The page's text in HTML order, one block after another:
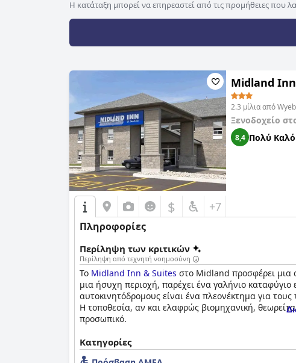
Η κατάταξη μπορεί να επηρεαστεί από τις προμήθειες που
Midland
2.3 μίλια από
Ξενοδοχείο
8,4 Πολύ Καλό
$ +7
Πληροφορίες
Περίληψη των κριτικών
Περίληψη από τεχνητή νοημοσύνη
Το Midland Inn & Suites στο Midland προσφέρει μια
μια ήσυχη περιοχή, παρέχει ένα γαλήνιο
αυτοκινητόδρομους είναι ένα πλεονέκτημα για
Η τοποθεσία, αν και ελαφρώς βιομηχανική,
προσωπικό.
Οι επισκέπτες επαινούν ιδιαίτερα τα καθαρά,
άφθονες πετσέτες. Τα κρεβάτια γενικά
Κατηγορίες